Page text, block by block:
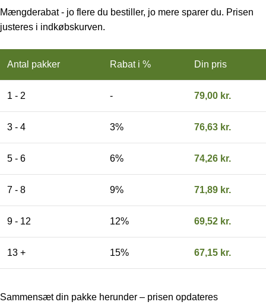
Mængderabat - jo flere du bestiller, jo mere sparer du. Prisen
justeres i indkøbskurven.
Antal pakker Rabat i % Din pris
1 - 2 - 79,00 kr.
3 - 4 3% 76,63 kr.
5 - 6 6% 74,26 kr.
7 - 8 9% 71,89 kr.
9 - 12 12% 69,52 kr.
13 + 15% 67,15 kr.
Sammensæt din pakke herunder – prisen opdateres